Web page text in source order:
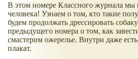
В этом номере Классного журнала мы
человека! Узнаем о том, кто такие
будем продолжать дрессировать
предыдущего номера о том, как
смастерим ожерелье. Внутри даже
плакат.